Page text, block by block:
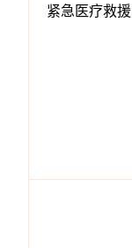
紧急医疗救援